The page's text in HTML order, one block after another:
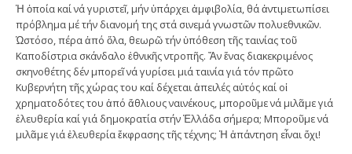
Ἡ ὁποία καί νά γυριστεῖ, μήν ὑπάρχει ἀμφιβολία, θά ἀντιμετωπίσει
πρόβλημα μέ τήν διανομή της στά σινεμά γνωστῶν πολυεθνικῶν.
Ὡστόσο, πέρα ἀπό ὅλα, θεωρῶ τήν ὑπόθεση τῆς ταινίας τοῦ
Καποδίστρια σκάνδαλο ἐθνικῆς ντροπῆς. Ἄν ἕνας διακεκριμένος
σκηνοθέτης δέν μπορεῖ νά γυρίσει μιά ταινία γιά τόν πρῶτο
Κυβερνήτη τῆς χώρας του καί δέχεται ἀπειλές αὐτός καί οἱ
χρηματοδότες του ἀπό ἄθλιους ναινέκους, μποροῦμε νά μιλᾶμε γιά
ἐλευθερία καί γιά δημοκρατία στήν Ἑλλάδα σήμερα; Μποροῦμε νά
μιλᾶμε γιά ἐλευθερία ἔκφρασης τῆς τέχνης; Ἡ ἀπάντηση εἶναι ὄχι!